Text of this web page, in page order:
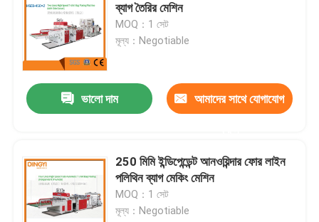
ব্যাগ তৈরির মেশিন
MOQ：1 সেট
মূল্য：Negotiable
ভালো দাম আমাদের সাথে যোগাযোগ
250 মিমি ইন্ডিপেন্ডেন্ট আনওয়িন্দার ফোর লাইন
পলিথিন ব্যাগ মেকিং মেশিন
MOQ：1 সেট
মূল্য：Negotiable